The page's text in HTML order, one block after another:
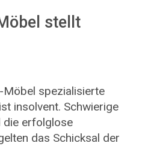
stellt
Möbel spezialisierte
insolvent. Schwierige
die erfolglose
das Schicksal der